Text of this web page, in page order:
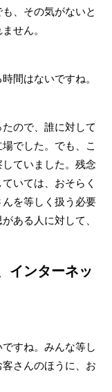
、その気がないと
せん。
間はないですね。
ので、誰に対して
でした。でも、こ
ていました。残念
いては、おそらく
を等しく扱う必要
ある人に対して、
インターネッ
すね。みんな等し
さんのほうに、お